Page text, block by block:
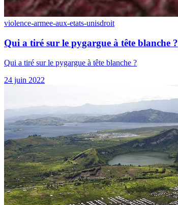
violence-armee-aux-etats-unisdroit
Qui a tiré sur le pygargue à tête blanche ?
Qui a tiré sur le pygargue à tête blanche ?
24 juin 2022